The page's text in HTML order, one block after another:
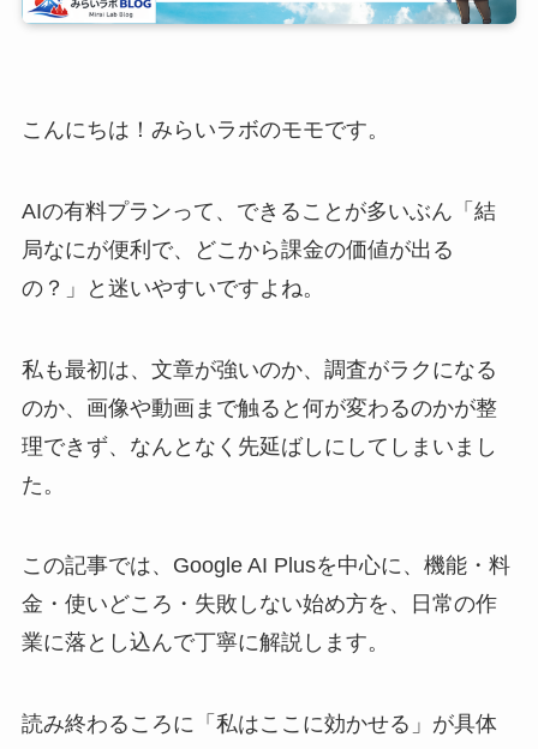
こんにちは！みらいラボのモモです。
AIの有料プランって、できることが多いぶん「結
局なにが便利で、どこから課金の価値が出る
の？」と迷いやすいですよね。
私も最初は、文章が強いのか、調査がラクになる
のか、画像や動画まで触ると何が変わるのかが整
理できず、なんとなく先延ばしにしてしまいまし
た。
この記事では、Google AI Plusを中心に、機能・料
金・使いどころ・失敗しない始め方を、日常の作
業に落とし込んで丁寧に解説します。
読み終わるころに「私はここに効かせる」が具体